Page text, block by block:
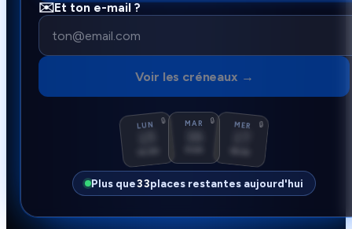
✉️Et ton e-mail ?
Voir les créneaux →
LUN 🔒 MAR
16
🔒 MER 🔒
Plus que33places restantes aujourd'hui